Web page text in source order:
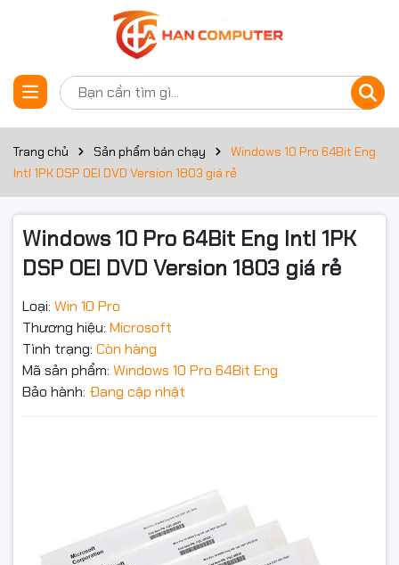
Trang chủ Sản phẩm bán chạy
Windows 10 Pro 64Bit Eng
Intl 1PK DSP OEI DVD Version 1803 giá rẻ
Windows 10 Pro 64Bit Eng Intl 1PK
DSP OEI DVD Version 1803 giá rẻ
Loại: Win 10 Pro
Thương hiệu: Microsoft
Tình trạng: Còn hàng
Mã sản phẩm: Windows 10 Pro 64Bit Eng
Bảo hành: Đang cập nhật
Thông số kỹ thuật
Thông tin chung
Part number FQC-08929
Phiên bản
Thời hạn bản quyền Vĩnh viễn
Số máy cài đặt Dùng cho 1 Máy tính
Phạm vi sử dụng
phép chạy đa ngôn ngữ.
Windows 10 Pro có tất cả các
Dùng cho khách hàng Cá nhân/ Doanh nghiệp
Đặt trước sản phẩm
1803 giá rẻ
15.290.000₫
Đặt trước sản phẩm để nhận thêm nhiều ưu đãi bạn